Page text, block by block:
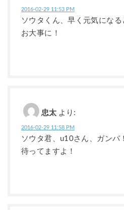
2016-02-29 11:53 PM
ソウタくん、早く元気になる
お大事に！
忠太 より:
2016-02-29 11:58 PM
ソウタ君、u10さん、ガンバ！
待ってますよ！